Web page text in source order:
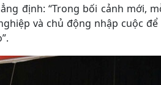
định: “Trong bối cảnh mới,
và chủ động nhập cuộc